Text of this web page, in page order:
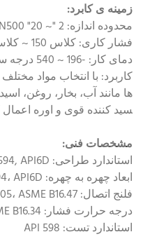
زمینه ی کابرد:
محدوده اندازه: 2 "~ 20" DN50-DN500
فشار کاری: کلاس 150 ~ کلاس 600
دمای کار: -196 ~ 540 درجه سانتیگراد
کاربرد: با انتخاب مواد
ها مانند آب، بخار، روغن،
سید کننده قوی و اوره
مشخصات فنی:
استاندارد طراحی: API594, API6D
ابعاد چهره به چهره: API594، API6D،
فلنج اتصال: ANSI B16.5، API605، ASME B16.47،
درجه حرارت فشار: ASME B16.34
استاندارد تست: API 598